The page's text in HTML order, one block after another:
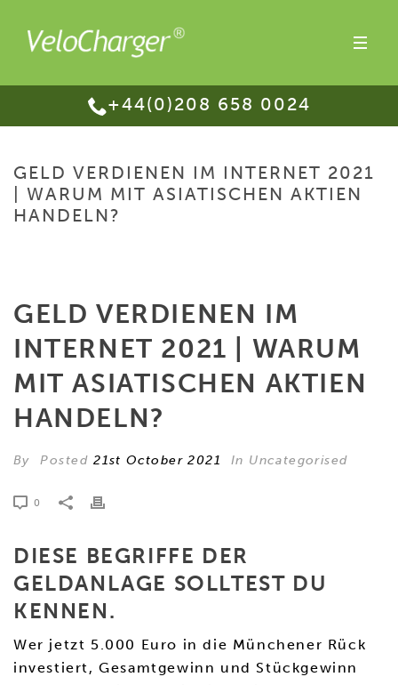
+44(0)208 658 0024
GELD VERDIENEN IM INTERNET 2021
| WARUM MIT ASIATISCHEN AKTIEN
HANDELN?
GELD VERDIENEN IM
INTERNET 2021 | WARUM
MIT ASIATISCHEN AKTIEN
HANDELN?
By Posted21st October 2021 In Uncategorised
0
DIESE BEGRIFFE DER
GELDANLAGE SOLLTEST DU
KENNEN.
Wer jetzt 5.000 Euro in die Münchener Rück
investiert, Gesamtgewinn und Stückgewinn